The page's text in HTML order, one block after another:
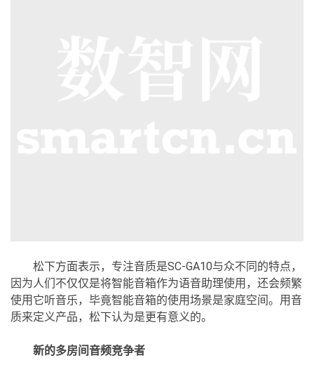
松下方面表示，专注音质是SC-GA10与众不同的特点，
因为人们不仅仅是将智能音箱作为语音助理使用，还会频繁
使用它听音乐，毕竟智能音箱的使用场景是家庭空间。用音
质来定义产品，松下认为是更有意义的。
新的多房间音频竞争者